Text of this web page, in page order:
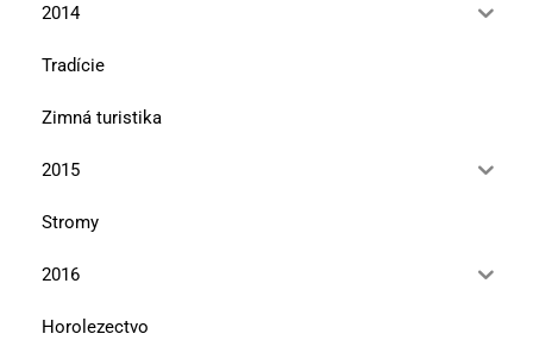
2014
Tradície
Zimná turistika
2015
Stromy
2016
Horolezectvo